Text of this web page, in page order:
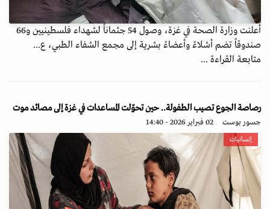
أعلنت وزارة الصحة في غزة، وصول 54 جثماناً لشهداء فلسطينيين و66
صندوقاً تضم أشلاءً وأعضاءً بشرية إلى مجمع الشفاء الطبي، ع...
متابعة القراءة ...
رصاصة الجوع تصيب الطفولة.. حين تحوّلت المساعدات في غزة إلى مصائد موت
جسور بوست 02 فبراير 2026 - 14:40
إنسانيات